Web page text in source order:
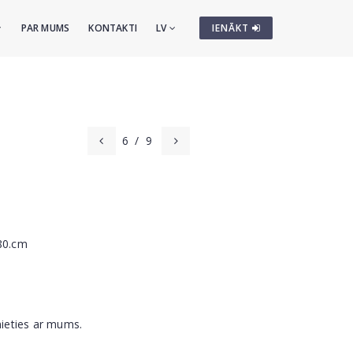
IENĀKT
PAR MUMS KONTAKTI LV
6 / 9
ar mums.